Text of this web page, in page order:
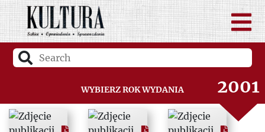
Wybierz rok wydania
1999
2000
2001
2002